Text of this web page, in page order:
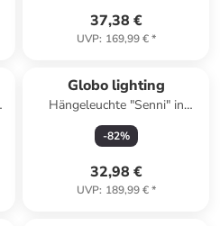
37,38 €
UVP: 169,99 €*
Globo lighting
Hängeleuchte "Senni" in
Schwarz - (H)120 x Ø 59 cm
-82%
32,98 €
UVP: 189,99 €*